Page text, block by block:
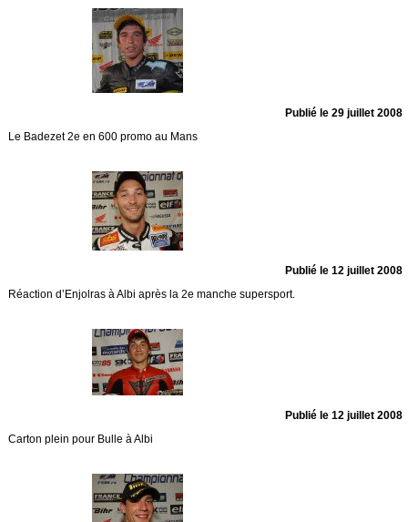
Publié le 29 juillet 2008
Le Badezet 2e en 600 promo au Mans
Publié le 12 juillet 2008
Réaction d’Enjolras à Albi après la 2e manche supersport.
Publié le 12 juillet 2008
Carton plein pour Bulle à Albi